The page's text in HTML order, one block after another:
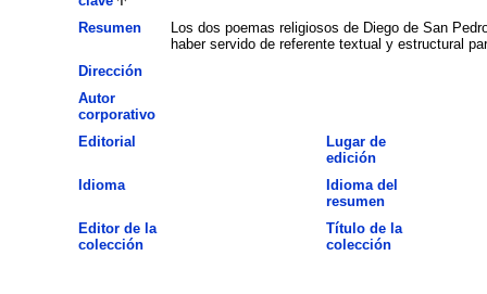
Resumen
Los dos poemas religiosos de Diego de San
haber servido de referente textual y estructural
Dirección
Autor
corporativo
Editorial
Lugar de
edición
Idioma
Idioma del
resumen
Editor de la
colección
Título de la
colección